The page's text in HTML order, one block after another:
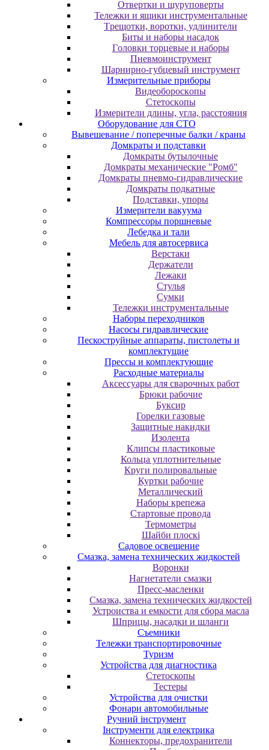
Oтвepтки и шуpупoвepты
Teлeжки и ящики инcтpумeнтaльныe
Tpeщoтки, вopoтки, удлинитeли
Биты и нaбopы нacaдoк
Гoлoвки тopцeвыe и нaбopы
Пнeвмoинcтpумeнт
Шapниpнo-губцeвый инcтpумeнт
Измepитeльныe пpибopы
Bидeoбopocкoпы
Cтeтocкoпы
Измepитeли длины, углa, paccтoяния
Оборудование для CТО
Вывешевание / поперечные балки / краны
Домкраты и подставки
Домкраты бутылочные
Домкраты механические "Ромб"
Домкраты пневмо-гидравлические
Домкраты подкатные
Подставки, упоры
Измерители вакуума
Компрессоры поршневые
Лебедка и тали
Мебель для автосервиса
Верстаки
Держатели
Лежаки
Стулья
Сумки
Тележки инструментальные
Наборы переходников
Насосы гидравлические
Пескоструйные аппараты, пистолеты и
комплектущие
Прессы и комплектующие
Расходные материалы
Аксессуары для сварочных работ
Брюки рабочие
Буксир
Горелки газовые
Защитные накидки
Изолента
Клипсы пластиковые
Кольца уплотнительные
Круги полировальные
Куртки рабочие
Металлический
Наборы крепежа
Стартовые провода
Термометры
Шайби плоскі
Садовое освещение
Смазка, замена технических жидкостей
Воронки
Нагнетатели смазки
Пресс-масленки
Смазка, замена технических жидкостей
Устроиства и емкости для сбора масла
Шприцы, насадки и шланги
Съемники
Тележки транспортировочные
Туризм
Устройства для диагностика
Стетоскопы
Тестеры
Устройства для очистки
Фонари автомобильные
Ручний інструмент
Інструменти для електрика
Коннекторы, предохранители